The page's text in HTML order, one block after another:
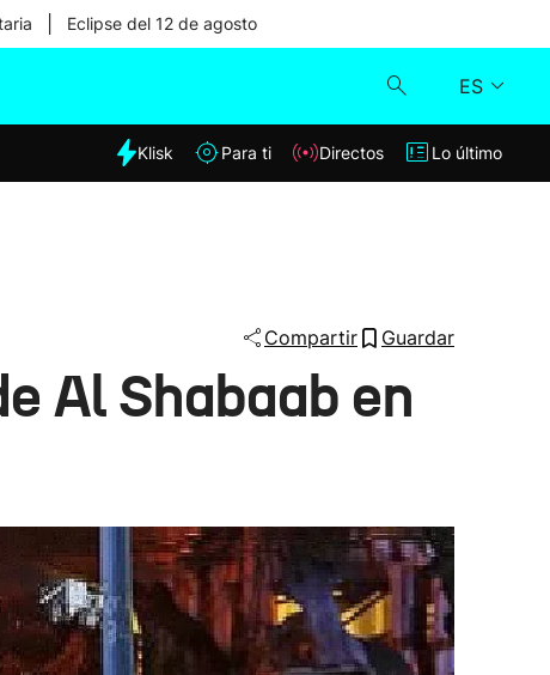
Eclipse del 12 de agosto
ES
Klisk
Lo último
Klisk Para ti Directos Lo último
Compartir Guardar
Al Shabaab en